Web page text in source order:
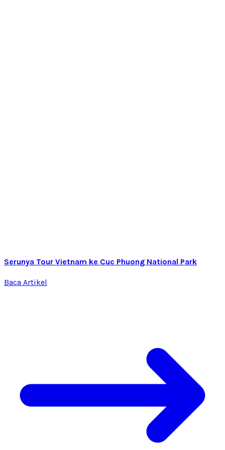
Serunya Tour Vietnam ke Cuc Phuong National Park
Baca Artikel